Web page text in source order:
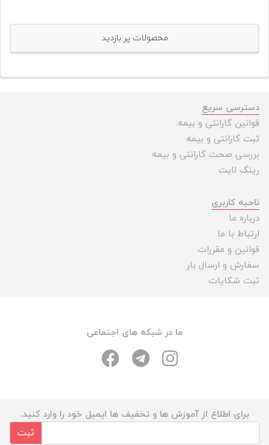
محصولات پر بازدید
دسترسی سریع
قوانین گارانتی و بیمه
ثبت گارانتی و بیمه
بررسی صحت گارانتی و بیمه
رینگ لایت
ناحیه کاربری
درباره ما
ارتباط با ما
قوانین و مقررات
سفارش و ارسال بار
ثبت شکایات
ما در شبکه های اجتماعی
برای اطلاع از آموزش ها و تخفیف ها ایمیل خود را وارد کنید.
ثبت